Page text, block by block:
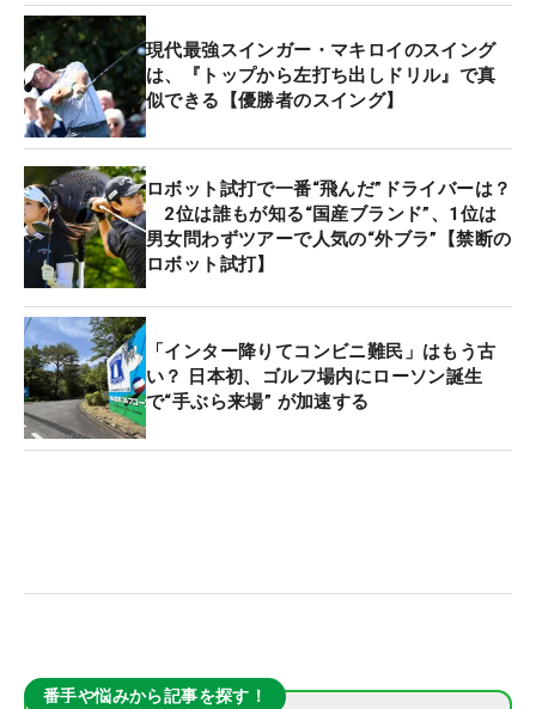
現代最強スインガー・マキロイのスイング
は、『トップから左打ち出しドリル』で真
似できる【優勝者のスイング】
ロボット試打で一番“飛んだ”ドライバーは？
2位は誰もが知る“国産ブランド”、1位は
男女問わずツアーで人気の“外ブラ”【禁断の
ロボット試打】
「インター降りてコンビニ難民」はもう古
い？ 日本初、ゴルフ場内にローソン誕生
で“手ぶら来場” が加速する
番手や悩みから記事を探す！